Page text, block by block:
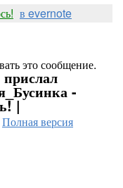
в evernote
это сообщение.
-
|
Полная версия